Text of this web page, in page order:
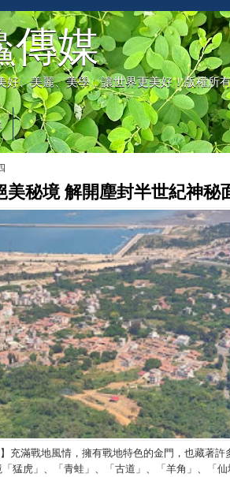
傳媒
、美麗、美學，讓世界更美好！版權所
美秘境 解開塵封半世紀神秘
充滿戰地風情，擁有戰地特色的金門，也藏著許
猛虎」、「青蛙」、「古道」、「羊角」、「